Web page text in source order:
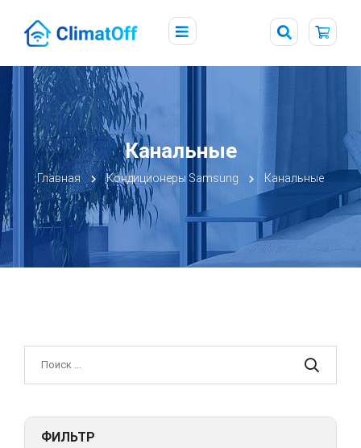
Канальные
Главная Кондиционеры Samsung Канальные
ФИЛЬТР